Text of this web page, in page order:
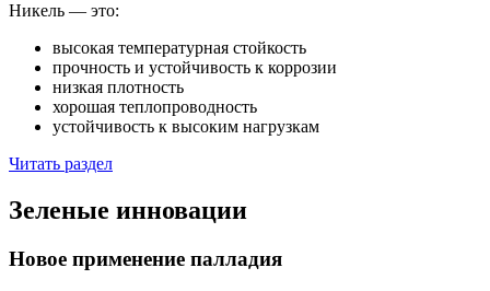
Никель — это:
высокая температурная стойкость
прочность и устойчивость к коррозии
низкая плотность
хорошая теплопроводность
устойчивость к высоким нагрузкам
Читать раздел
Зеленые инновации
Новое применение палладия